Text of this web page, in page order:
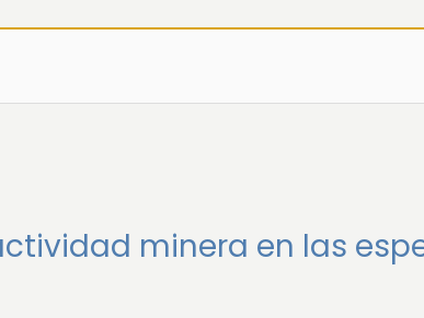
minera en las